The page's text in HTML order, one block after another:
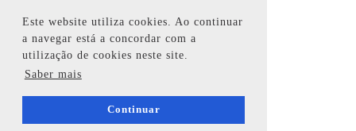
Este website utiliza cookies. Ao continuar
a navegar está a concordar com a
utilização de cookies neste site.
Saber mais
Continuar